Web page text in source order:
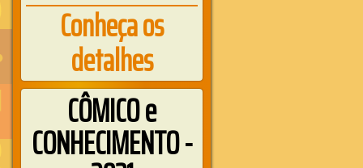
Conheça os
detalhes
CÔMICO e
CONHECIMENTO -